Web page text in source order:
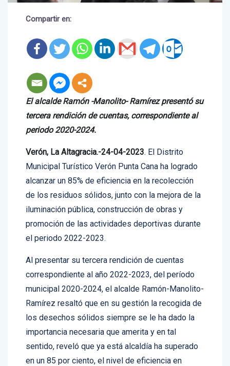
Compartir en:
El alcalde Ramón -Manolito- Ramírez presentó su
tercera rendición de cuentas, correspondiente al
periodo 2020-2024.
Verón, La Altagracia.-24-04-2023. El Distrito
Municipal Turístico Verón Punta Cana ha logrado
alcanzar un 85% de eficiencia en la recolección
de los residuos sólidos, junto con la mejora de la
iluminación pública, construcción de obras y
promoción de las actividades deportivas durante
el periodo 2022-2023.
Al presentar su tercera rendición de cuentas
correspondiente al año 2022-2023, del período
municipal 2020-2024, el alcalde Ramón-Manolito-
Ramírez resaltó que en su gestión la recogida de
los desechos sólidos siempre se le ha dado la
importancia necesaria que amerita y en tal
sentido, reveló que ya está alcaldía ha superado
en un 85 por ciento, el nivel de eficiencia en